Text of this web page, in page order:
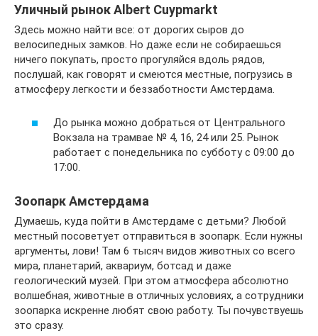
Уличный рынок Albert Cuypmarkt
Здесь можно найти все: от дорогих сыров до
велосипедных замков. Но даже если не собираешься
ничего покупать, просто прогуляйся вдоль рядов,
послушай, как говорят и смеются местные, погрузись в
атмосферу легкости и беззаботности Амстердама.
До рынка можно добраться от Центрального
Вокзала на трамвае № 4, 16, 24 или 25. Рынок
работает с понедельника по субботу с 09:00 до
17:00.
Зоопарк Амстердама
Думаешь, куда пойти в Амстердаме с детьми? Любой
местный посоветует отправиться в зоопарк. Если нужны
аргументы, лови! Там 6 тысяч видов животных со всего
мира, планетарий, аквариум, ботсад и даже
геологический музей. При этом атмосфера абсолютно
волшебная, животные в отличных условиях, а сотрудники
зоопарка искренне любят свою работу. Ты почувствуешь
это сразу.